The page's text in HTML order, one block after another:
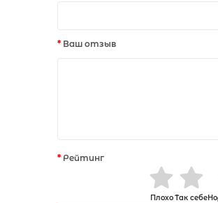
Ваш отзыв
Рейтинг
ПлохоТак себе